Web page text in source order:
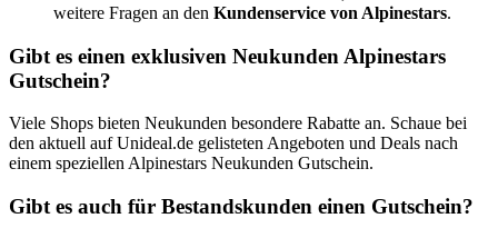
weitere Fragen an den Kundenservice von Alpinestars.
Gibt es einen exklusiven Neukunden Alpinestars
Gutschein?
Viele Shops bieten Neukunden besondere Rabatte an. Schaue bei
den aktuell auf Unideal.de gelisteten Angeboten und Deals nach
einem speziellen Alpinestars Neukunden Gutschein.
Gibt es auch für Bestandskunden einen Gutschein?